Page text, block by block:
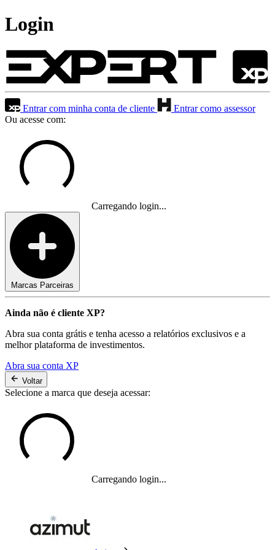
Login
Entrar com minha conta de cliente
Entrar como assessor
Ou acesse com:
Carregando login...
Marcas Parceiras
Ainda não é cliente XP?
Abra sua conta grátis e tenha acesso a relatórios exclusivos e a
melhor plataforma de investimentos.
Abra sua conta XP
Voltar
Selecione a marca que deseja acessar:
Carregando login...